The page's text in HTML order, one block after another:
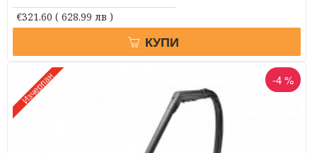
€321.60 ( 628.99 лв )
КУПИ
-4 %
Изчерпан